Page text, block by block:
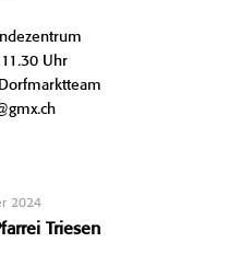
Uhr
2024
Triesen